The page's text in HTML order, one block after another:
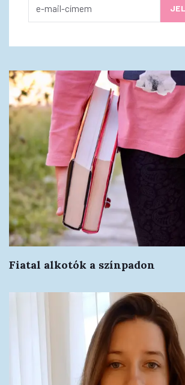
Fiatal alkotók a színpadon